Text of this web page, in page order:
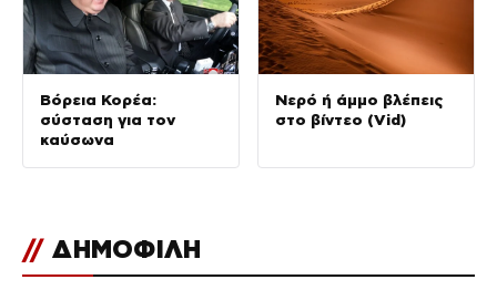
Βόρεια Κορέα:
σύσταση για τον
καύσωνα
Νερό ή άμμο βλέπεις
στο βίντεο (Vid)
// ΔΗΜΟΦΙΛΗ